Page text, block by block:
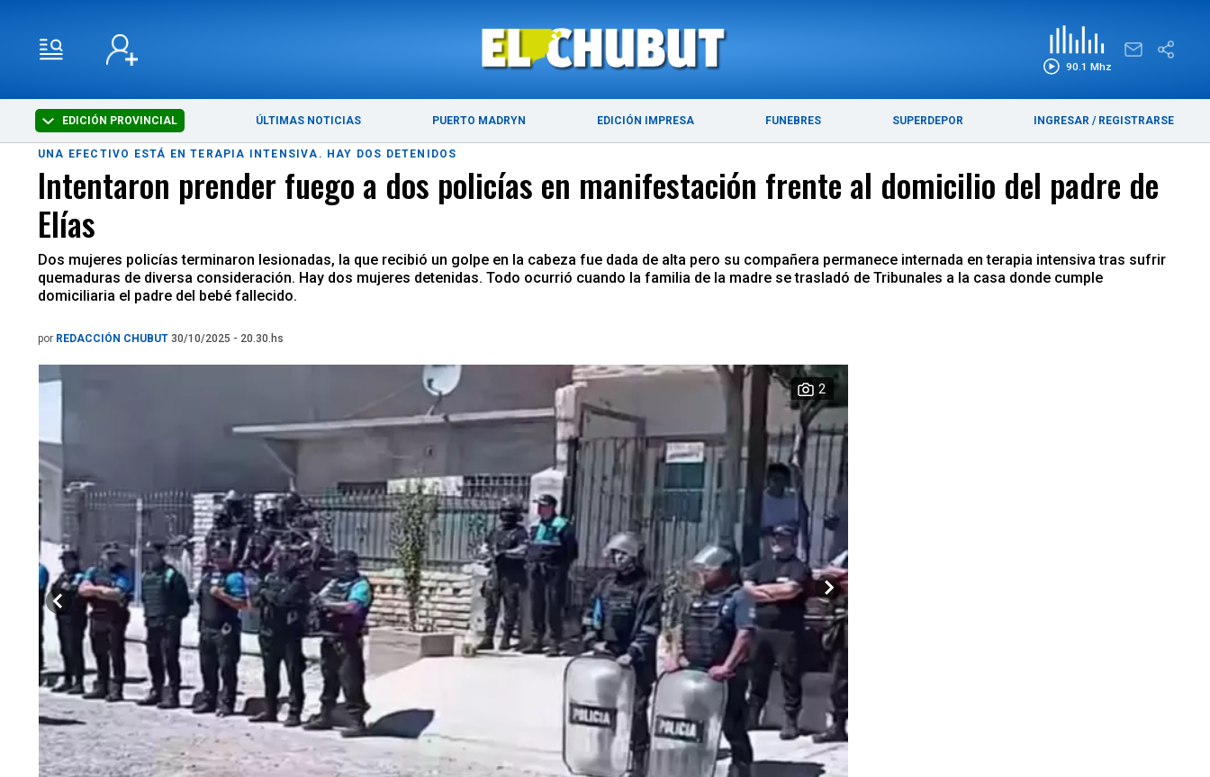
90.1 Mhz
EDICIÓN PROVINCIAL ÚLTIMAS NOTICIAS PUERTO MADRYN EDICIÓN IMPRESA FUNEBRES SUPERDEPOR INGRESAR / REGISTRARSE
ÚLTIMAS NOTICIAS PUERTO MADRYN
UNA EFECTIVO ESTÁ EN TERAPIA INTENSIVA. HAY DOS DETENIDOS
Intentaron prender fuego a dos policías en manifestación frente al domicilio del padre de
Elías
Dos mujeres policías terminaron lesionadas, la que recibió un golpe en la cabeza fue dada de alta pero su compañera permanece internada en terapia intensiva tras sufrir
quemaduras de diversa consideración. Hay dos mujeres detenidas. Todo ocurrió cuando la familia de la madre se trasladó de Tribunales a la casa donde cumple
domiciliaria el padre del bebé fallecido.
por REDACCIÓN CHUBUT 30/10/2025 - 20.30.hs
2